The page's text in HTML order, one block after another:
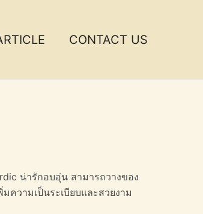
CONTACT US
น่ารักอบอุ่น สามารถวางของ
ความเป็นระเบียบและสวยงาม